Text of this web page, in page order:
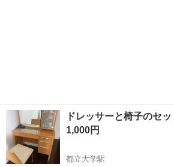
ドレッサーと椅子のセッ
1,000円
都立大学駅